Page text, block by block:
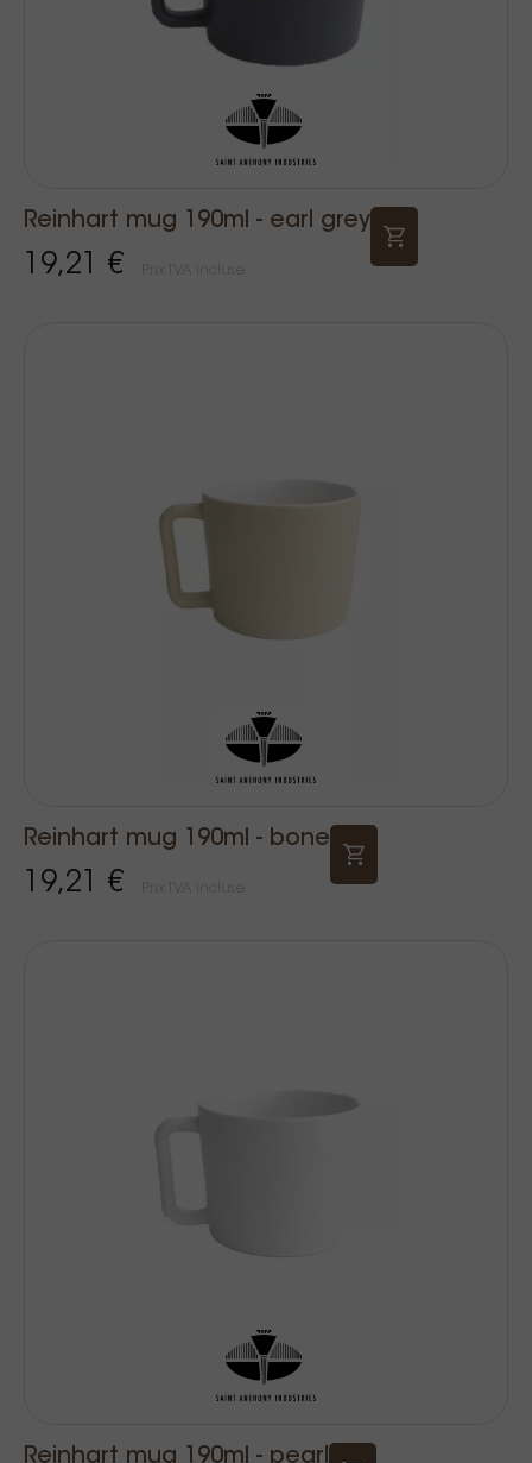
Reinhart mug 190ml - earl grey
19,21 €
Reinhart mug 190ml - bone
19,21 €
Reinhart mug 190ml - pearl